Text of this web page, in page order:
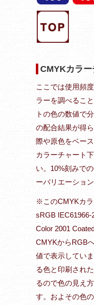
CMYKカラー
ここでは使用頻
ラーを調べるこ
トの色の数値で
の配合結果が得
際や原色をベー
カラーチャート
い。10%刻みで
ーバリエーショ
※このCMYKカ
sRGB
Color 2001
CMYKからRGB
値で表示してい
る色と印刷され
るので色の見え
す。およその色